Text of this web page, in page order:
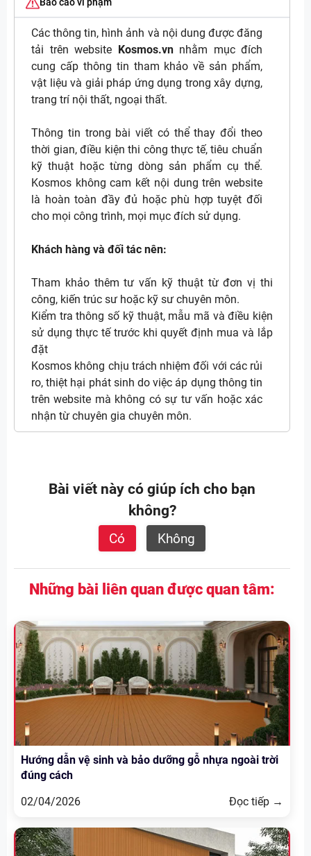
Các thông tin, hình ảnh và nội dung được đăng
tải trên website Kosmos.vnnhằm mục đích
cung cấp thông tin tham khảo về sản phẩm,
vật liệu và giải pháp ứng dụng trong xây dựng,
trang trí nội thất, ngoại thất.
Thông tin trong bài viết có thể thay đổi theo
thời gian, điều kiện thi công thực tế, tiêu chuẩn
kỹ thuật hoặc từng dòng sản phẩm cụ thể.
Kosmos không cam kết nội dung trên website
là hoàn toàn đầy đủ hoặc phù hợp tuyệt đối
cho mọi công trình, mọi mục đích sử dụng.
Khách hàng và đối tác nên:
Tham khảo thêm tư vấn kỹ thuật từ đơn vị thi
công, kiến trúc sư hoặc kỹ sư chuyên môn.
Kiểm tra thông số kỹ thuật, mẫu mã và điều kiện
sử dụng thực tế trước khi quyết định mua và lắp
đặt
Kosmos không chịu trách nhiệm đối với các rủi
ro, thiệt hại phát sinh do việc áp dụng thông tin
trên website mà không có sự tư vấn hoặc xác
nhận từ chuyên gia chuyên môn.
Bài viết này có giúp ích cho bạn
không?
Có Không
Những bài liên quan được quan tâm:
Hướng dẫn vệ sinh và bảo dưỡng gỗ nhựa ngoài trời
đúng cách
02/04/2026
Đọc tiếp →